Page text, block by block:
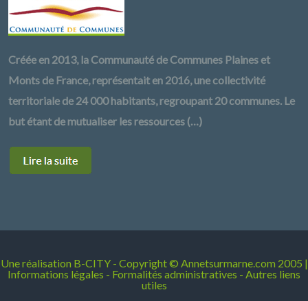
Créée en 2013, la Communauté de Communes Plaines et
Monts de France, représentait en 2016, une collectivité
territoriale de 24 000 habitants, regroupant 20 communes. Le
but étant de mutualiser les ressources (…)
Une réalisation B-CITY- Copyright © Annetsurmarne.com 2005 |
Informations légales - Formalités administratives - Autres liens
utiles